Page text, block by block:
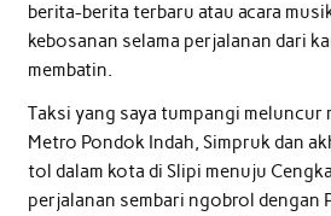
berita-berita terbaru atau acara
kebosanan selama perjalanan dari
membatin.
Taksi yang saya tumpangi meluncur
Metro Pondok Indah, Simpruk dan
tol dalam kota di Slipi menuju
perjalanan sembari ngobrol dengan